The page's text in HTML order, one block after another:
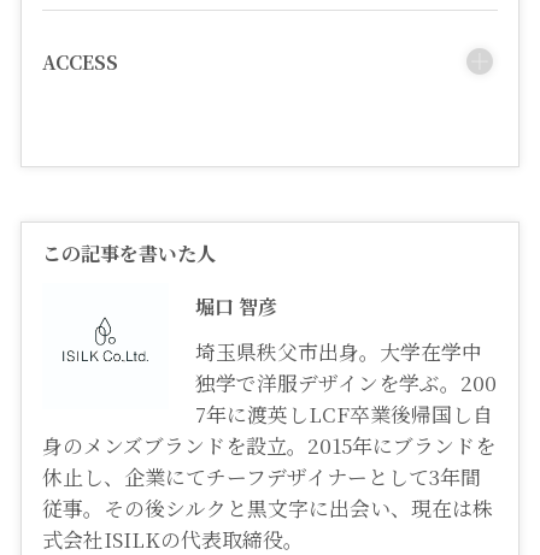
ACCESS
この記事を書いた人
堀口 智彦
埼玉県秩父市出身。大学在学中
独学で洋服デザインを学ぶ。200
7年に渡英しLCF卒業後帰国し自
身のメンズブランドを設立。2015年にブランドを
休止し、企業にてチーフデザイナーとして3年間
従事。その後シルクと黒文字に出会い、現在は株
式会社ISILKの代表取締役。